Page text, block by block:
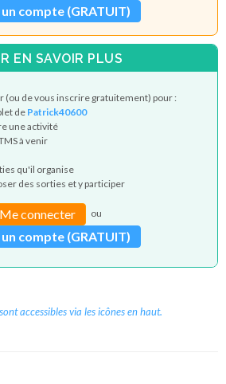
compte (GRATUIT)
EN SAVOIR PLUS
(ou de vous inscrire gratuitement) pour :
dePatrick40600
une activité
à venir
qu'il organise
des sorties et y participer
Me connecter ou
compte (GRATUIT)
accessibles via les icônes en haut.